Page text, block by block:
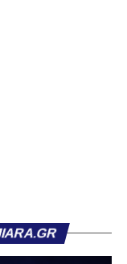
τρία γκολ